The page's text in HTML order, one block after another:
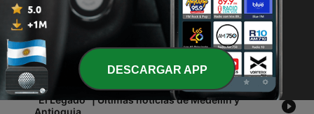
17 nov. 2021
31
Martes 16 de Noviembre, Antioquia Amanece "El
Legado" | Últimas noticias de Medellín y Antioquia
16 nov. 2021
30 - Miércoles 10 de Noviembre, Antioquia Amanece
"El Legado" | Últimas noticias de Medellín y
DESCARGAR APP